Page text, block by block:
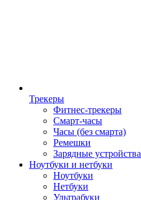
Трекеры
Фитнес-трекеры
Смарт-часы
Часы (без смарта)
Ремешки
Зарядные устройства
Ноутбуки и нетбуки
Ноутбуки
Нетбуки
Ультрабуки